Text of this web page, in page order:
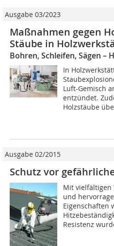
Ausgabe 03/2023
Maßnahmen gegen
Stäube in
Bohren, Schleifen, Sägen –
In
Luft-Gemisch
entzündet.
Holzstäube
Ausgabe 02/2015
Schutz vor
Mit vielfältigen
und
Eigenschaften
Resistenz